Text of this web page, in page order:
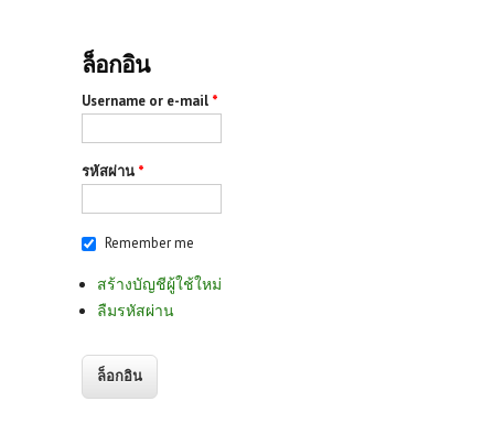
ล็อกอิน
Username or e-mail *
รหัสผ่าน *
Remember me
สร้างบัญชีผู้ใช้ใหม่
ลืมรหัสผ่าน